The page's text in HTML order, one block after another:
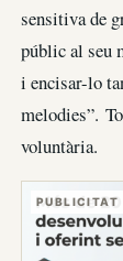
sensitiva de
públic al seu
i encisar-lo
melodies”.
voluntària.
PUBLICITAT